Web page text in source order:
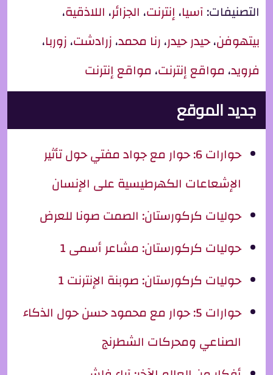
التصنيفات:آسيا،إنترنت، الجزائر، اللاذقية،
بيتهوفن،حيدر حيدر،رنا محمد،زرادشت،زوربا،
فرويد،مواقع إنترنت،مواقع إنترنت
جديد الموقع
حوارات 6: حوار مع جواد مفتي حول تأثير
الإشعاعات الكهرطيسية على الإنسان
حوليات كركورستان: الصمت صونا للعرض
حوليات كركورستان: مشاعر أسمى 1
حوليات كركورستان: صوبنة الإنترنت 1
حوارات 5: حوار مع محمود حسن حول الذكاء
الصناعي ومحركات الشطرنج